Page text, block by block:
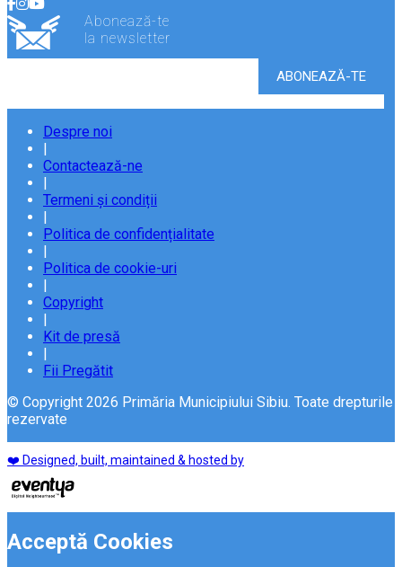
Abonează-te
la newsletter
Despre noi
|
Contactează-ne
|
Termeni și condiții
|
Politica de confidențialitate
|
Politica de cookie-uri
|
Copyright
|
Kit de presă
|
Fii Pregătit
© Copyright 2026 Primăria Municipiului Sibiu. Toate drepturile
rezervate
❤️ Designed, built, maintained & hosted by
Acceptă Cookies